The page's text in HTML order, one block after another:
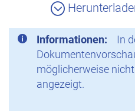
Informationen:
In
möglicherweise
angezeigt.